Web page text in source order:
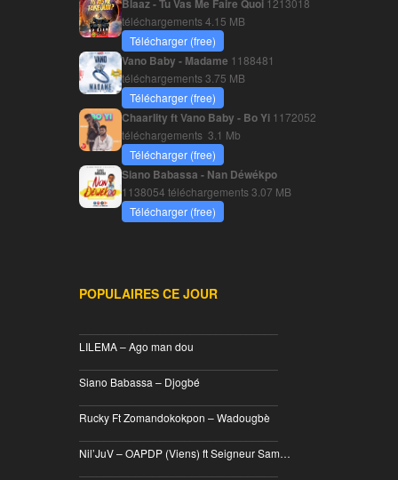
Blaaz - Tu Vas Me Faire Quoi 1213018
téléchargements4.15 MB
Télécharger (free)
Vano Baby - Madame 1188481
téléchargements3.75 MB
Télécharger (free)
Chaarlity ft Vano Baby - Bo Yi 1172052
téléchargements 3.1 Mb
Télécharger (free)
Siano Babassa - Nan Déwékpo
1138054 téléchargements3.07 MB
Télécharger (free)
POPULAIRES CE JOUR
LILEMA – Ago man dou
Siano Babassa – Djogbé
Rucky Ft Zomandokokpon – Wadougbè
Nil’JuV – OAPDP (Viens) ft Seigneur Sam…